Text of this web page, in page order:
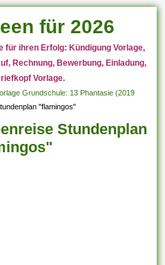
für 2026
für ihren Erfolg: Kündigung Vorlage,
Rechnung, Bewerbung, Einladung,
Vorlage.
Grundschule: 13 Phantasie (2019
"flamingos"
Stundenplan